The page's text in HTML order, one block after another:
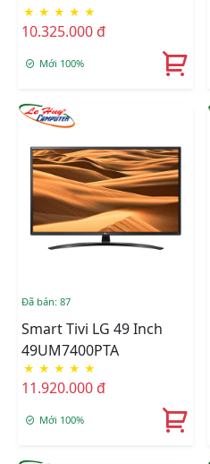
★ ★ ★ ★ ★
10.325.000 đ
Mới 100%
Đã bán: 87
Smart Tivi LG 49 Inch
49UM7400PTA
★ ★ ★ ★ ★
11.920.000 đ
Mới 100%